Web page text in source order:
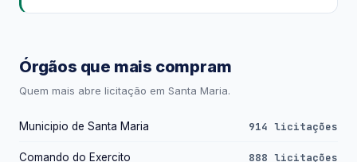
Órgãos que mais compram
Quem mais abre licitação em Santa Maria.
Municipio de Santa Maria 914 licitações
Comando do Exercito 888 licitações